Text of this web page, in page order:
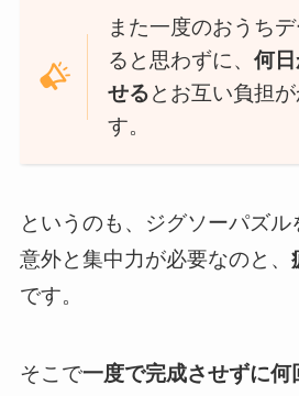
また一度のおうち
ると思わずに、 何
せるとお互い負担
す。
というのも、ジグソーパズ
意外と集中力が必要なのと、
です。
そこで一度で完成させずに何